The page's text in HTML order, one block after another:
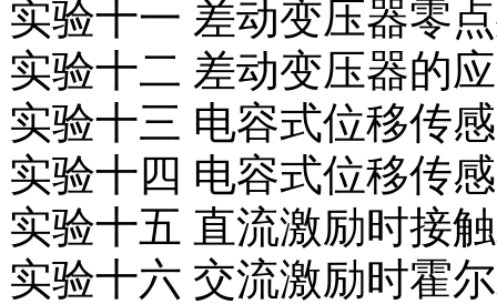
实验十一 差动变压器零
实验十二 差动变压器的
实验十三 电容式位移传
实验十四 电容式位移传
实验十五 直流激励时接
实验十六 交流激励时霍